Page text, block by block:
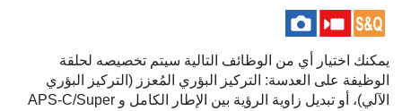
يمكنك اختيار أي من الوظائف التالية سيتم تخصيصه لحلقة
الوظيفة على العدسة: التركيز البؤري المُعزز (التركيز البؤري
الآلي)، أو تبديل زاوية الرؤية بين الإطار الكامل و APS-C/Super